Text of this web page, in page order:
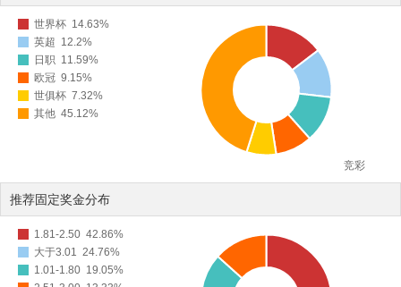
世界杯 14.63%
英超 12.2%
日职 11.59%
欧冠 9.15%
世俱杯 7.32%
其他 45.12%
竞彩
推荐固定奖金分布
1.81-2.50 42.86%
大于3.01 24.76%
1.01-1.80 19.05%